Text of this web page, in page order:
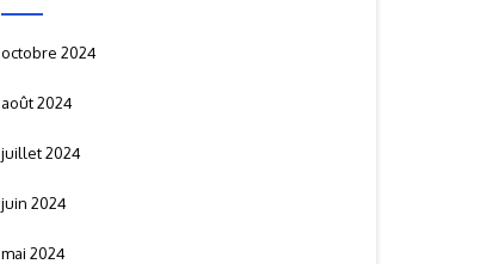
octobre 2024
août 2024
juillet 2024
juin 2024
mai 2024